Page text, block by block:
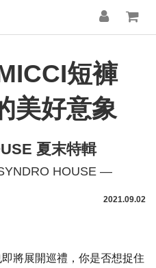
短褲
美好意象
夏末特輯
HOUSE —
2021.09.02
將展開巡禮，你是否想捉住